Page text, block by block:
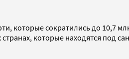
которые сократились до 10,7
которые находятся под